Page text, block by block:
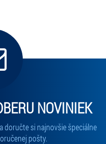
NOVINIEK
doručte si najnovšie špeciálne
pošty.